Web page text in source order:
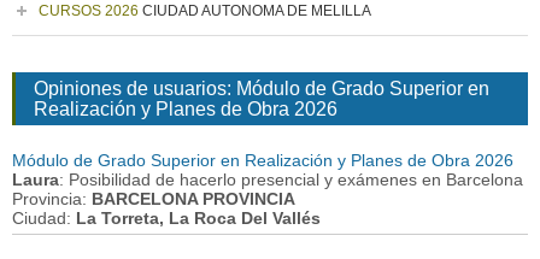
CURSOS 2026 CIUDAD AUTONOMA DE MELILLA
Opiniones de usuarios: Módulo de Grado Superior en
Realización y Planes de Obra 2026
Módulo de Grado Superior en Realización y Planes de Obra 2026
Laura: Posibilidad de hacerlo presencial y exámenes en Barcelona
Provincia: BARCELONA PROVINCIA
Ciudad: La Torreta, La Roca Del Vallés